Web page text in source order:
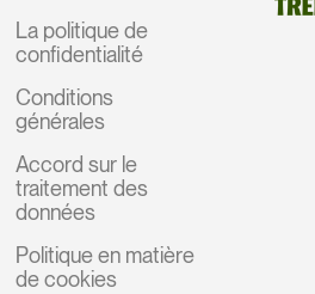
La politique de
confidentialité
Conditions
générales
Accord sur le
traitement des
données
Politique en matière
de cookies